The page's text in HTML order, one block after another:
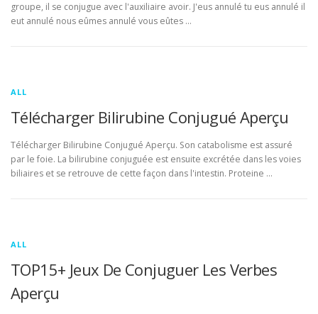
groupe, il se conjugue avec l'auxiliaire avoir. J'eus annulé tu eus annulé il
eut annulé nous eûmes annulé vous eûtes …
ALL
Télécharger Bilirubine Conjugué Aperçu
Télécharger Bilirubine Conjugué Aperçu. Son catabolisme est assuré
par le foie. La bilirubine conjuguée est ensuite excrétée dans les voies
biliaires et se retrouve de cette façon dans l'intestin. Proteine …
ALL
TOP15+ Jeux De Conjuguer Les Verbes
Aperçu